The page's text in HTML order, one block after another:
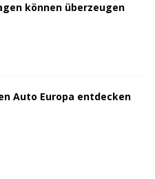
können überzeugen
Auto Europa entdecken